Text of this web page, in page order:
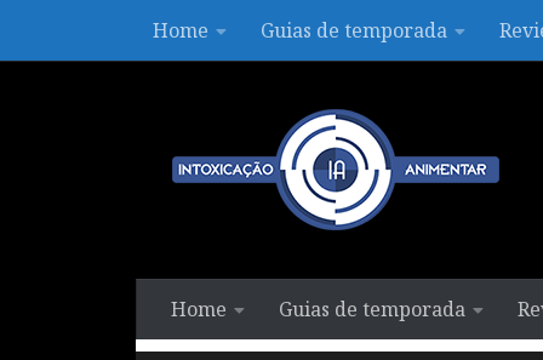
Skip to contentHome Guias de temporada
Home Guias de temporada